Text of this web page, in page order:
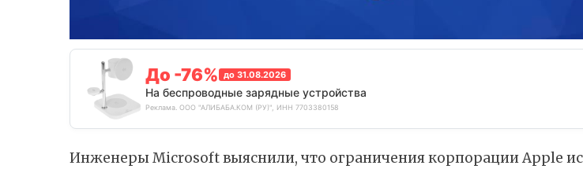
До -76% до 31.08.2026
На беспроводные зарядные устройства
Реклама. ООО "АЛИБАБА.КОМ (РУ)", ИНН 7703380158
Инженеры Microsoftвыяснили, что ограничения корпорации Apple